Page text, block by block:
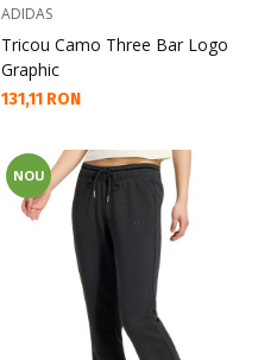
ADIDAS
Tricou Camo Three Bar Logo
Graphic
Текуща цена:
131,11 RON
NOU